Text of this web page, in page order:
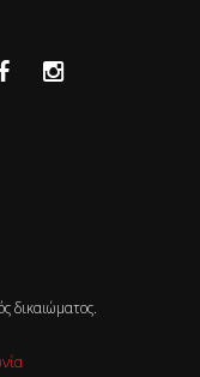
δικαιώματος.